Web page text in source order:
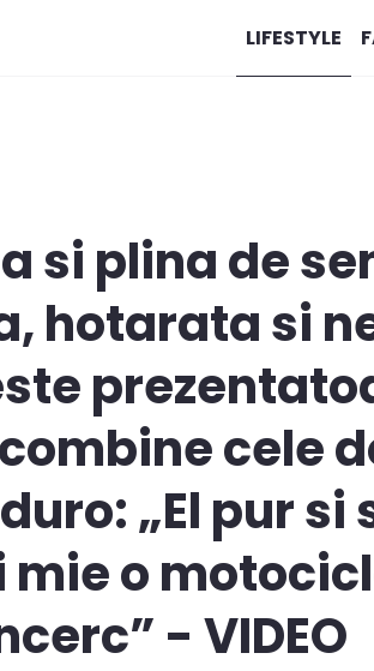
LIFESTYLE
si plina de
hotarata si
cele
„El pur
o
- VIDEO